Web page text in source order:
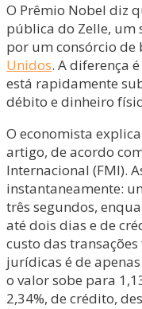
O Prêmio Nobel diz
pública do Zelle, um
por um consórcio de
Unidos. A diferença
está rapidamente
débito e dinheiro
O economista
artigo, de acordo
Internacional (FMI).
instantaneamente:
três segundos,
até dois dias e de
custo das
jurídicas é de
o valor sobe para
2,34%, de crédito,